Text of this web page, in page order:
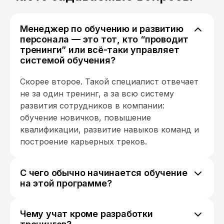
Менеджер по обучению и развитию
персонала — это тот, кто “проводит
тренинги” или всё-таки управляет
системой обучения?
Скорее второе. Такой специалист отвечает
не за один тренинг, а за всю систему
развития сотрудников в компании:
обучение новичков, повышение
квалификации, развитие навыков команд и
построение карьерных треков.
С чего обычно начинается обучение
на этой программе?
мотивирует, какие форматы обучения
Чему учат кроме разработки